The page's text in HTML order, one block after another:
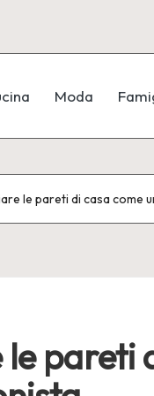
Moda
le pareti di casa come
pareti